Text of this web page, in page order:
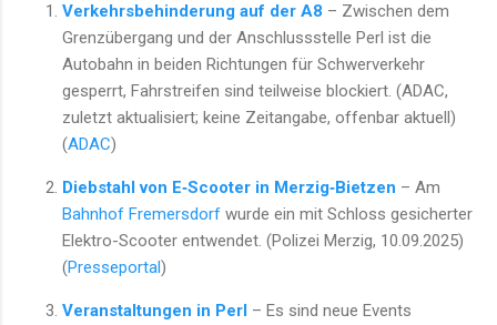
Verkehrsbehinderung auf der A8 – Zwischen dem
Grenzübergang und der Anschlussstelle Perl ist die
Autobahn in beiden Richtungen für Schwerverkehr
gesperrt, Fahrstreifen sind teilweise blockiert. (ADAC,
zuletzt aktualisiert; keine Zeitangabe, offenbar aktuell)
(ADAC)
Diebstahl von E‑Scooter in Merzig‑Bietzen – Am
Bahnhof Fremersdorf wurde ein mit Schloss gesicherter
Elektro-Scooter entwendet. (Polizei Merzig, 10.09.2025)
(Presseportal)
Veranstaltungen in Perl – Es sind neue Events